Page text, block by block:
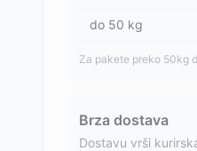
do 50 kg
Za pakete preko 50kg
Brza dostava
Dostavu vrši